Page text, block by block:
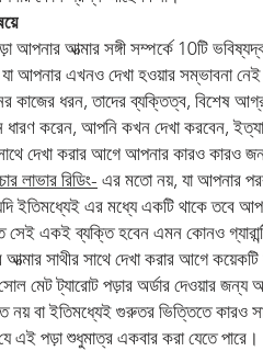
আপনার আত্মার সঙ্গী সম্পর্কে 10টি
আপনার এখনও দেখা হওয়ার সম্ভাবনা
কাজের ধরন, তাদের ব্যক্তিত্ব,
ধারণ করেন, আপনি কখন দেখা করবেন,
দেখা করার আগে আপনার কারও কারও
লাভার রিডিং- এর মতো নয়, যা আপনার
ইতিমধ্যেই এর মধ্যে একটি থাকে তবে
সেই একই ব্যক্তি হবেন এমন কোনও
সাথীর সাথে দেখা করার আগে কয়েকটি
মেট ট্যারোট পড়ার অর্ডার দেওয়ার
নয় বা ইতিমধ্যেই গুরুতর ভিত্তিতে কারও
এই পড়া শুধুমাত্র একবার করা যেতে পারে।